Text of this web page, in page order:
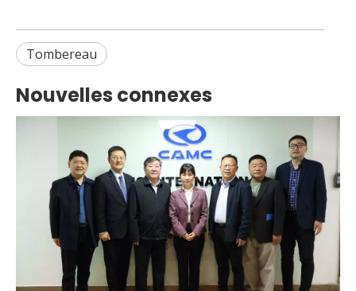
Tombereau
Nouvelles connexes